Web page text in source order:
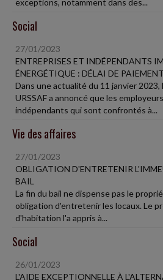
exceptions, notamment dans des...
Social
27/01/2023
ENTREPRISES ET INDÉPENDANTS
ÉNERGÉTIQUE : DÉLAI DE
Dans une actualité du 11 janvier
URSSAF a annoncé que les
indépendants qui sont confrontés à...
Vie des affaires
27/01/2023
OBLIGATION D'ENTRETENIR
BAIL
La fin du bail ne dispense pas le
obligation d'entretenir les locaux. Le
d'habitation l'a appris à...
Social
26/01/2023
L'AIDE EXCEPTIONNELLE À